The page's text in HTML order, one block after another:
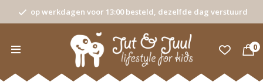
op werkdagen voor 13:00 besteld, dezelfde dag verstuurd
0